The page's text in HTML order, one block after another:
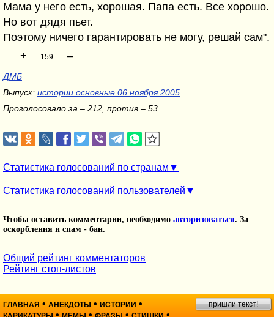
Мама у него есть, хорошая. Папа есть. Все хорошо.
Но вот дядя пьет.
Поэтому ничего гарантировать не могу, решай сам".
+
159 –
ДМБ
Выпуск: истории основные 06 ноября 2005
Проголосовало за – 212, против – 53
Статистика голосований по странам
Статистика голосований пользователей
Чтобы оставить комментарии, необходимо авторизоваться. За
оскорбления и спам - бан.
Общий рейтинг комментаторов
Рейтинг стоп-листов
ГЛАВНАЯ • АНЕКДОТЫ • ИСТОРИИ •
• • • •
пришли текст!